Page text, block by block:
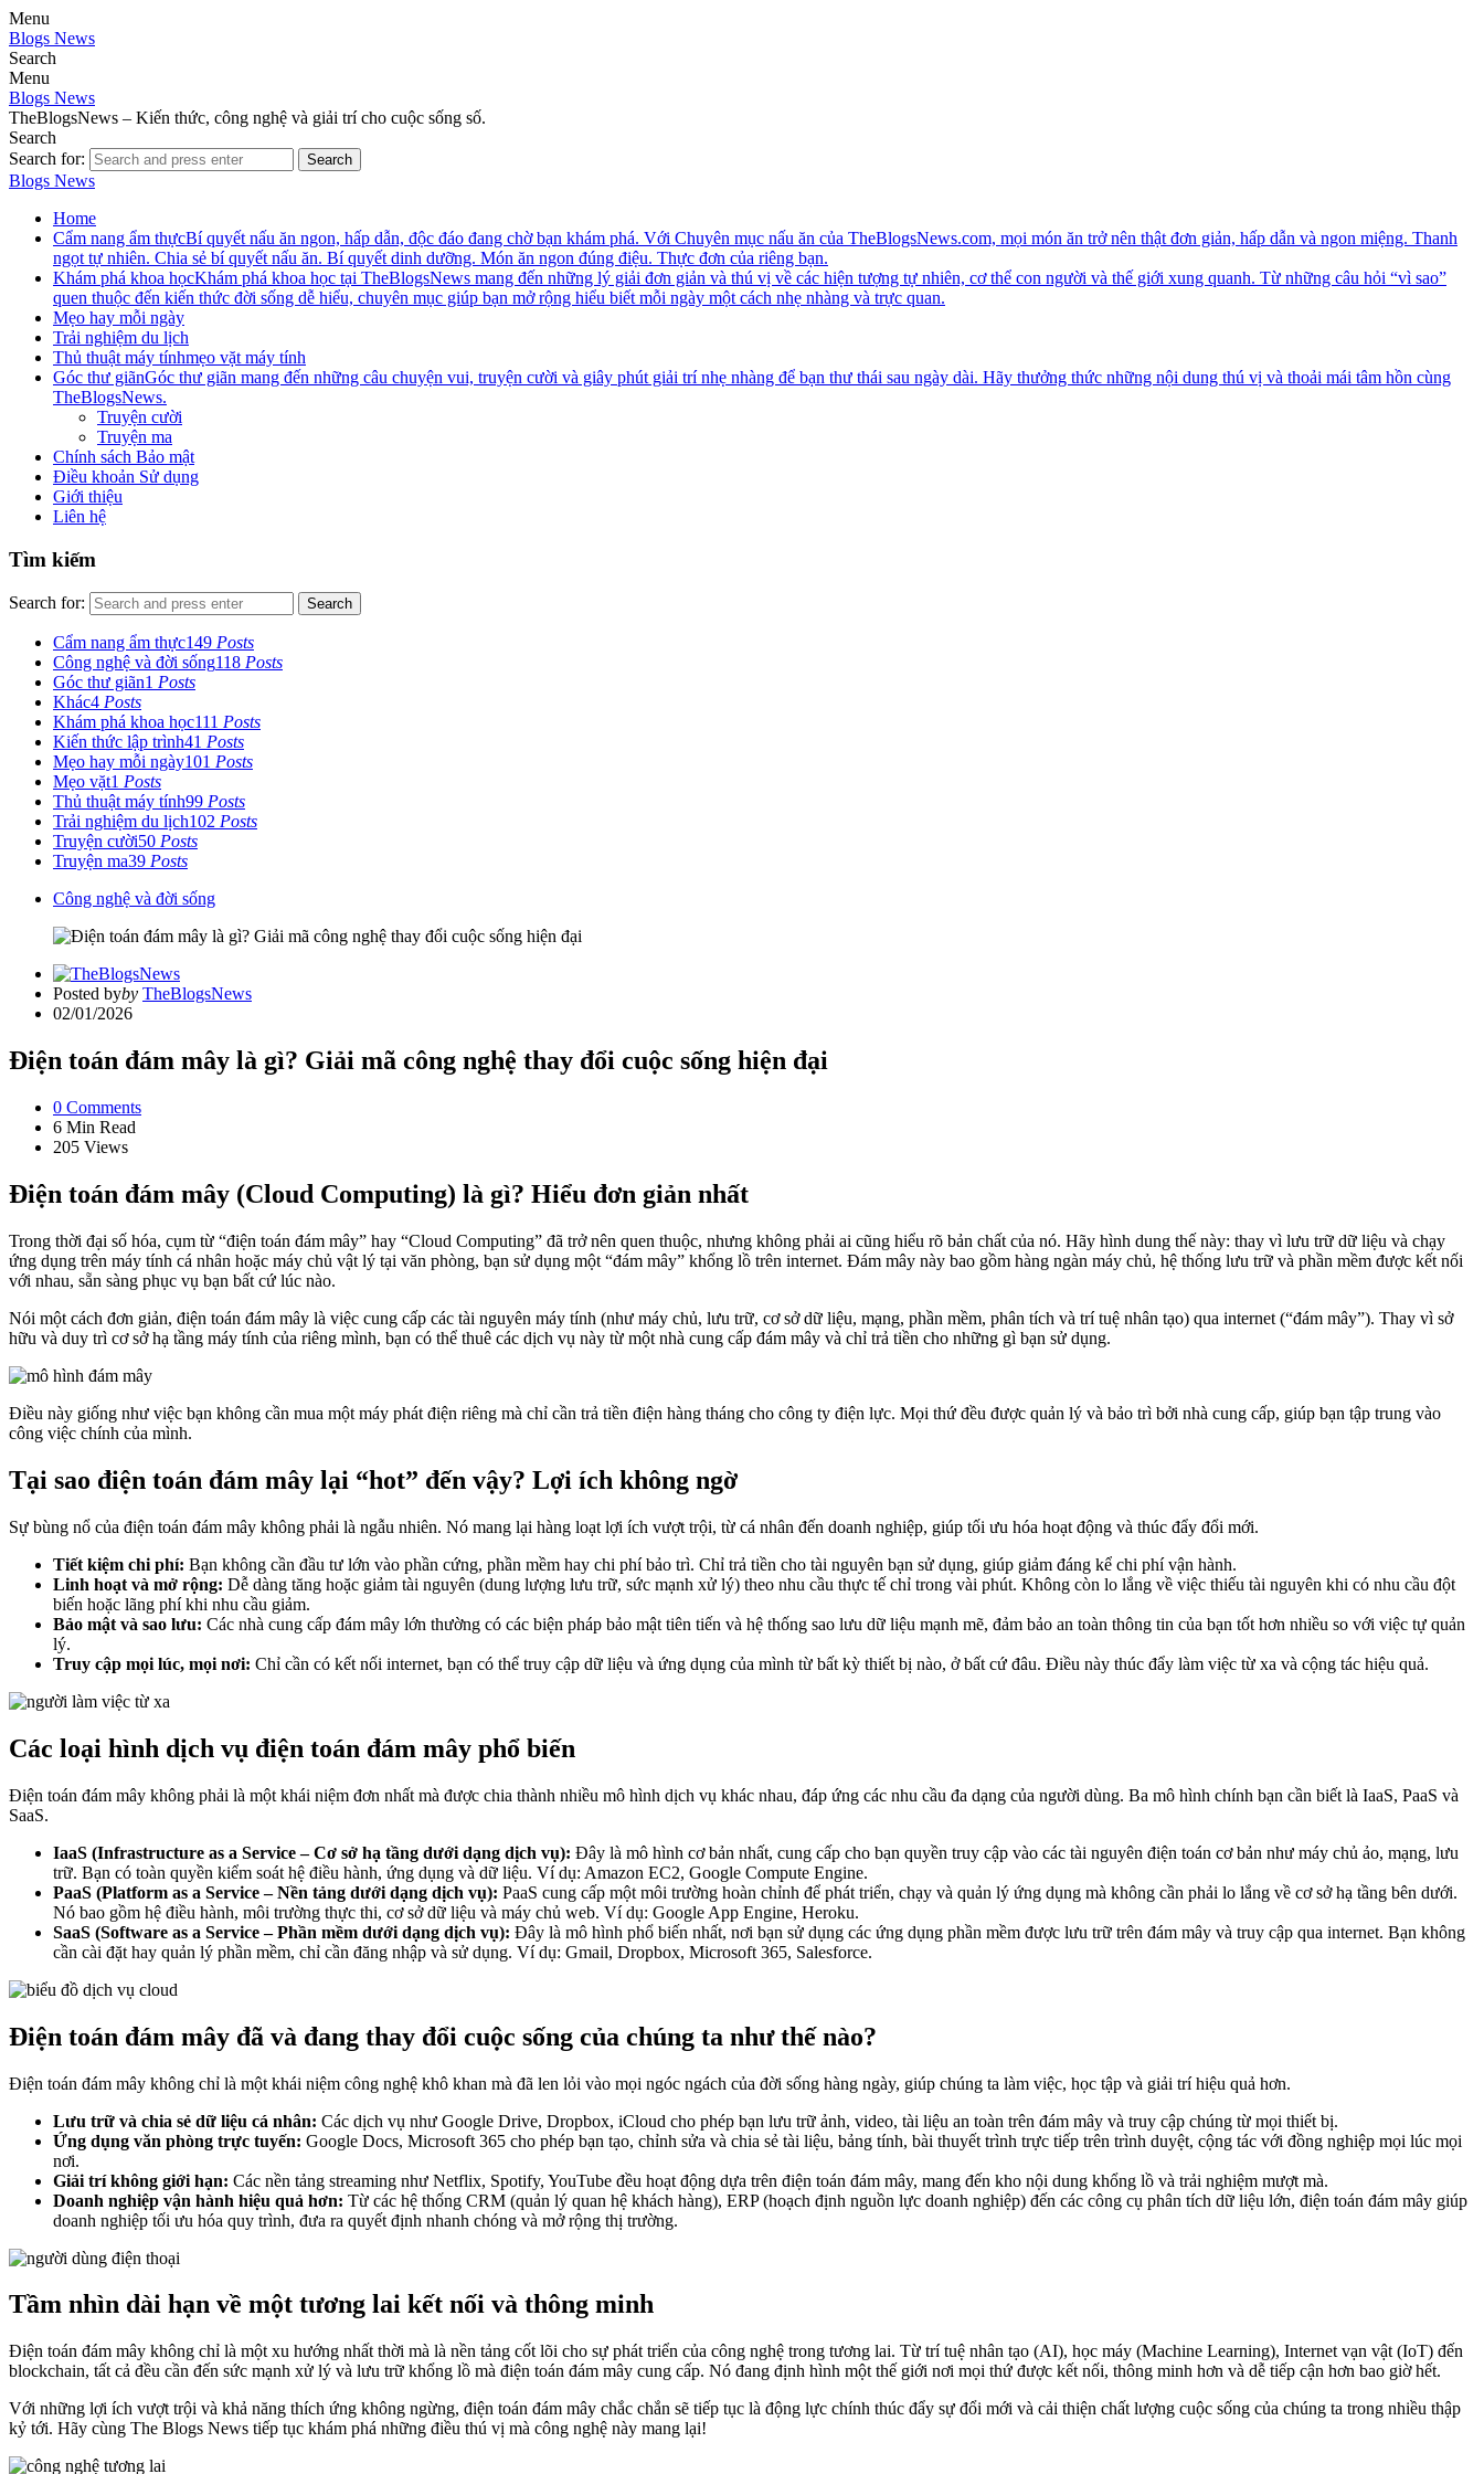
Menu
Blogs News
Search
Menu
Blogs News
TheBlogsNews – Kiến thức, công nghệ và giải trí cho cuộc sống số.
Search
Search for:
Search
Blogs News
Home
Cẩm nang ẩm thựcBí quyết nấu ăn ngon, hấp dẫn, độc đáo đang chờ bạn khám phá. Với Chuyên mục nấu ăn của TheBlogsNews.com, mọi món ăn trở nên thật đơn giản, hấp dẫn và ngon miệng. Thanh
ngọt tự nhiên. Chia sẻ bí quyết nấu ăn. Bí quyết dinh dưỡng. Món ăn ngon đúng điệu. Thực đơn của riêng bạn.
Khám phá khoa họcKhám phá khoa học tại TheBlogsNews mang đến những lý giải đơn giản và thú vị về các hiện tượng tự nhiên, cơ thể con người và thế giới xung quanh. Từ những câu hỏi “vì sao”
quen thuộc đến kiến thức đời sống dễ hiểu, chuyên mục giúp bạn mở rộng hiểu biết mỗi ngày một cách nhẹ nhàng và trực quan.
Mẹo hay mỗi ngày
Trải nghiệm du lịch
Thủ thuật máy tínhmẹo vặt máy tính
Góc thư giãnGóc thư giãn mang đến những câu chuyện vui, truyện cười và giây phút giải trí nhẹ nhàng để bạn thư thái sau ngày dài. Hãy thưởng thức những nội dung thú vị và thoải mái tâm hồn cùng
TheBlogsNews.
Truyện cười
Truyện ma
Chính sách Bảo mật
Điều khoản Sử dụng
Giới thiệu
Liên hệ
Tìm kiếm
Search for: Search
Cẩm nang ẩm thực149 Posts
Công nghệ và đời sống118 Posts
Góc thư giãn1 Posts
Khác4 Posts
Khám phá khoa học111 Posts
Kiến thức lập trình41 Posts
Mẹo hay mỗi ngày101 Posts
Mẹo vặt1 Posts
Thủ thuật máy tính99 Posts
Trải nghiệm du lịch102 Posts
Truyện cười50 Posts
Truyện ma39 Posts
Công nghệ và đời sống
Posted byby TheBlogsNews
02/01/2026
Điện toán đám mây là gì? Giải mã công nghệ thay đổi cuộc sống hiện đại
0 Comments
6 Min Read
205 Views
Điện toán đám mây (Cloud Computing) là gì? Hiểu đơn giản nhất
Trong thời đại số hóa, cụm từ “điện toán đám mây” hay “Cloud Computing” đã trở nên quen thuộc, nhưng không phải ai cũng hiểu rõ bản chất của nó. Hãy hình dung thế này: thay vì lưu trữ dữ liệu và chạy
ứng dụng trên máy tính cá nhân hoặc máy chủ vật lý tại văn phòng, bạn sử dụng một “đám mây” khổng lồ trên internet. Đám mây này bao gồm hàng ngàn máy chủ, hệ thống lưu trữ và phần mềm được kết nối
với nhau, sẵn sàng phục vụ bạn bất cứ lúc nào.
Nói một cách đơn giản, điện toán đám mây là việc cung cấp các tài nguyên máy tính (như máy chủ, lưu trữ, cơ sở dữ liệu, mạng, phần mềm, phân tích và trí tuệ nhân tạo) qua internet (“đám mây”). Thay vì sở
hữu và duy trì cơ sở hạ tầng máy tính của riêng mình, bạn có thể thuê các dịch vụ này từ một nhà cung cấp đám mây và chỉ trả tiền cho những gì bạn sử dụng.
Điều này giống như việc bạn không cần mua một máy phát điện riêng mà chỉ cần trả tiền điện hàng tháng cho công ty điện lực. Mọi thứ đều được quản lý và bảo trì bởi nhà cung cấp, giúp bạn tập trung vào
công việc chính của mình.
Tại sao điện toán đám mây lại “hot” đến vậy? Lợi ích không ngờ
Sự bùng nổ của điện toán đám mây không phải là ngẫu nhiên. Nó mang lại hàng loạt lợi ích vượt trội, từ cá nhân đến doanh nghiệp, giúp tối ưu hóa hoạt động và thúc đẩy đổi mới.
Tiết kiệm chi phí: Bạn không cần đầu tư lớn vào phần cứng, phần mềm hay chi phí bảo trì. Chỉ trả tiền cho tài nguyên bạn sử dụng, giúp giảm đáng kể chi phí vận hành.
Linh hoạt và mở rộng: Dễ dàng tăng hoặc giảm tài nguyên (dung lượng lưu trữ, sức mạnh xử lý) theo nhu cầu thực tế chỉ trong vài phút. Không còn lo lắng về việc thiếu tài nguyên khi có nhu cầu đột
biến hoặc lãng phí khi nhu cầu giảm.
Bảo mật và sao lưu: Các nhà cung cấp đám mây lớn thường có các biện pháp bảo mật tiên tiến và hệ thống sao lưu dữ liệu mạnh mẽ, đảm bảo an toàn thông tin của bạn tốt hơn nhiều so với việc tự quản
lý.
Truy cập mọi lúc, mọi nơi: Chỉ cần có kết nối internet, bạn có thể truy cập dữ liệu và ứng dụng của mình từ bất kỳ thiết bị nào, ở bất cứ đâu. Điều này thúc đẩy làm việc từ xa và cộng tác hiệu quả.
Các loại hình dịch vụ điện toán đám mây phổ biến
Điện toán đám mây không phải là một khái niệm đơn nhất mà được chia thành nhiều mô hình dịch vụ khác nhau, đáp ứng các nhu cầu đa dạng của người dùng. Ba mô hình chính bạn cần biết là IaaS, PaaS và
SaaS.
IaaS (Infrastructure as a Service – Cơ sở hạ tầng dưới dạng dịch vụ): Đây là mô hình cơ bản nhất, cung cấp cho bạn quyền truy cập vào các tài nguyên điện toán cơ bản như máy chủ ảo, mạng, lưu
trữ. Bạn có toàn quyền kiểm soát hệ điều hành, ứng dụng và dữ liệu. Ví dụ: Amazon EC2, Google Compute Engine.
PaaS (Platform as a Service – Nền tảng dưới dạng dịch vụ): PaaS cung cấp một môi trường hoàn chỉnh để phát triển, chạy và quản lý ứng dụng mà không cần phải lo lắng về cơ sở hạ tầng bên dưới.
Nó bao gồm hệ điều hành, môi trường thực thi, cơ sở dữ liệu và máy chủ web. Ví dụ: Google App Engine, Heroku.
SaaS (Software as a Service – Phần mềm dưới dạng dịch vụ): Đây là mô hình phổ biến nhất, nơi bạn sử dụng các ứng dụng phần mềm được lưu trữ trên đám mây và truy cập qua internet. Bạn không
cần cài đặt hay quản lý phần mềm, chỉ cần đăng nhập và sử dụng. Ví dụ: Gmail, Dropbox, Microsoft 365, Salesforce.
Điện toán đám mây đã và đang thay đổi cuộc sống của chúng ta như thế nào?
Điện toán đám mây không chỉ là một khái niệm công nghệ khô khan mà đã len lỏi vào mọi ngóc ngách của đời sống hàng ngày, giúp chúng ta làm việc, học tập và giải trí hiệu quả hơn.
Lưu trữ và chia sẻ dữ liệu cá nhân: Các dịch vụ như Google Drive, Dropbox, iCloud cho phép bạn lưu trữ ảnh, video, tài liệu an toàn trên đám mây và truy cập chúng từ mọi thiết bị.
Ứng dụng văn phòng trực tuyến: Google Docs, Microsoft 365 cho phép bạn tạo, chỉnh sửa và chia sẻ tài liệu, bảng tính, bài thuyết trình trực tiếp trên trình duyệt, cộng tác với đồng nghiệp mọi lúc mọi
nơi.
Giải trí không giới hạn: Các nền tảng streaming như Netflix, Spotify, YouTube đều hoạt động dựa trên điện toán đám mây, mang đến kho nội dung khổng lồ và trải nghiệm mượt mà.
Doanh nghiệp vận hành hiệu quả hơn: Từ các hệ thống CRM (quản lý quan hệ khách hàng), ERP (hoạch định nguồn lực doanh nghiệp) đến các công cụ phân tích dữ liệu lớn, điện toán đám mây giúp
doanh nghiệp tối ưu hóa quy trình, đưa ra quyết định nhanh chóng và mở rộng thị trường.
Tầm nhìn dài hạn về một tương lai kết nối và thông minh
Điện toán đám mây không chỉ là một xu hướng nhất thời mà là nền tảng cốt lõi cho sự phát triển của công nghệ trong tương lai. Từ trí tuệ nhân tạo (AI), học máy (Machine Learning), Internet vạn vật (IoT) đến
blockchain, tất cả đều cần đến sức mạnh xử lý và lưu trữ khổng lồ mà điện toán đám mây cung cấp. Nó đang định hình một thế giới nơi mọi thứ được kết nối, thông minh hơn và dễ tiếp cận hơn bao giờ hết.
Với những lợi ích vượt trội và khả năng thích ứng không ngừng, điện toán đám mây chắc chắn sẽ tiếp tục là động lực chính thúc đẩy sự đổi mới và cải thiện chất lượng cuộc sống của chúng ta trong nhiều thập
kỷ tới. Hãy cùng The Blogs News tiếp tục khám phá những điều thú vị mà công nghệ này mang lại!